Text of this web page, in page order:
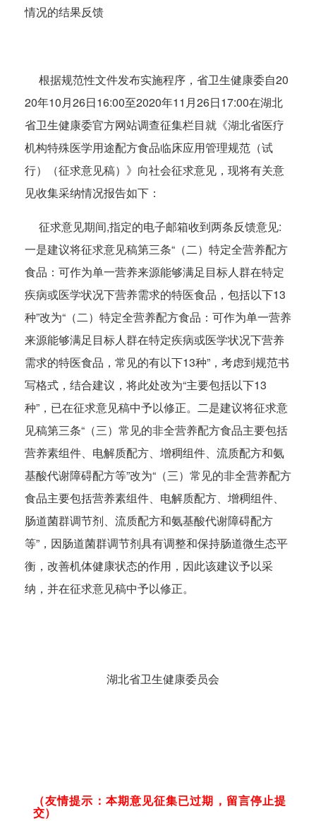
2
7
0
1
情况的结果反馈
根据规范性文件发布实施程序，省卫生健康委自20
20年10月26日16:00至2020年11月26日17:00在湖北
省卫生健康委官方网站调查征集栏目就《湖北省医疗
机构特殊医学用途配方食品临床应用管理规范（试
行）（征求意见稿）》向社会征求意见，现将有关意
见收集采纳情况报告如下：
征求意见期间,指定的电子邮箱收到两条反馈意见:
一是建议将征求意见稿第三条“（二）特定全营养配方
食品：可作为单一营养来源能够满足目标人群在特定
疾病或医学状况下营养需求的特医食品，包括以下13
种”改为“（二）特定全营养配方食品：可作为单一营养
来源能够满足目标人群在特定疾病或医学状况下营养
需求的特医食品，常见的有以下13种”，考虑到规范书
写格式，结合建议，将此处改为“主要包括以下13
种”，已在征求意见稿中予以修正。二是建议将征求意
见稿第三条“（三）常见的非全营养配方食品主要包括
营养素组件、电解质配方、增稠组件、流质配方和氨
基酸代谢障碍配方等”改为“（三）常见的非全营养配方
食品主要包括营养素组件、电解质配方、增稠组件、
肠道菌群调节剂、流质配方和氨基酸代谢障碍配方
等”，因肠道菌群调节剂具有调整和保持肠道微生态平
衡，改善机体健康状态的作用，因此该建议予以采
纳，并在征求意见稿中予以修正。
湖北省卫生健康委员会
实 （友情提示：本期意见征集已过期，留言停止提
交）